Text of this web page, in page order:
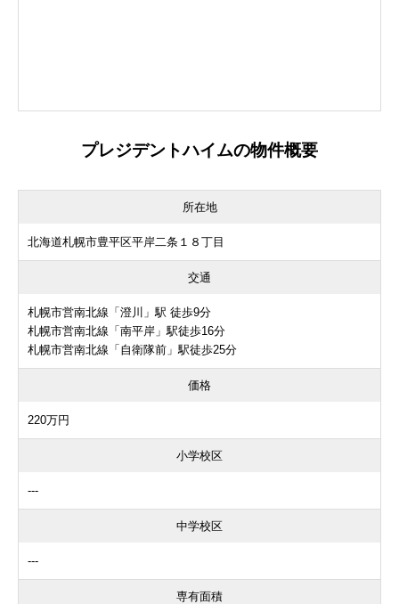
プレジデントハイムの物件概要
所在地
北海道札幌市豊平区平岸二条１８丁目
交通
札幌市営南北線「澄川」駅 徒歩9分
札幌市営南北線「南平岸」駅徒歩16分
札幌市営南北線「自衛隊前」駅徒歩25分
価格
220万円
小学校区
---
中学校区
---
専有面積